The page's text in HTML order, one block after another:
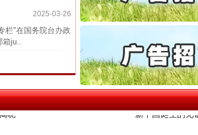
2025-03-26
"在国务院台办政
箱ju..
一纸欠条伤亲情 巡回调解促和..
杨天誉，不得录用为公务员
传销头目出狱后办书院暴力管教..
四川省公安厅征集新型黑恶违法..
中方对6家美国实体采取反制措..
晓 新中国诞生的见